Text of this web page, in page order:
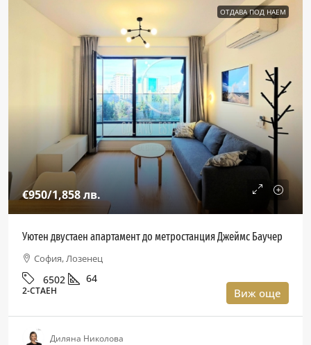
ОТДАВА ПОД НАЕМ
€950/1,858 лв.
Уютен двустаен апартамент до метростанция Джеймс Баучер
София, Лозенец
6502 64
2-СТАЕН Виж още
Диляна Николова